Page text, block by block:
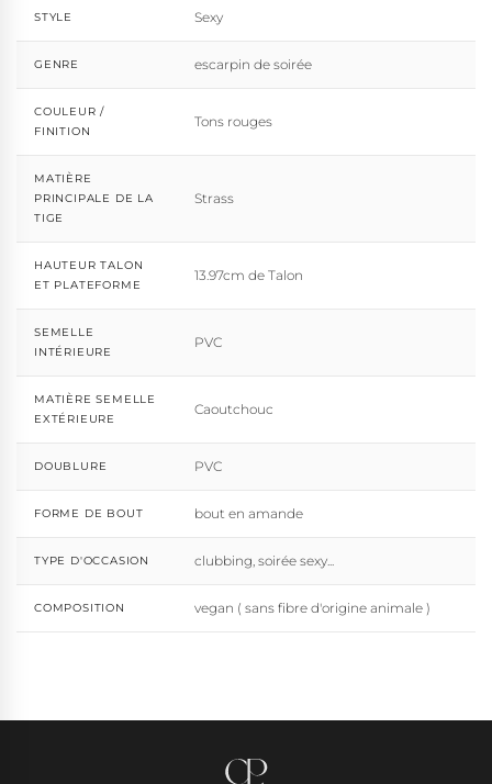
STYLE Sexy
GENRE escarpin de soirée
COULEUR /
FINITION
Tons rouges
MATIÈRE
PRINCIPALE DE LA
TIGE
Strass
HAUTEUR TALON
ET PLATEFORME
13.97cm de Talon
SEMELLE
INTÉRIEURE
PVC
MATIÈRE SEMELLE
EXTÉRIEURE
Caoutchouc
DOUBLURE PVC
FORME DE BOUT bout en amande
TYPE D'OCCASION clubbing, soirée sexy...
COMPOSITION vegan ( sans fibre d'origine animale )